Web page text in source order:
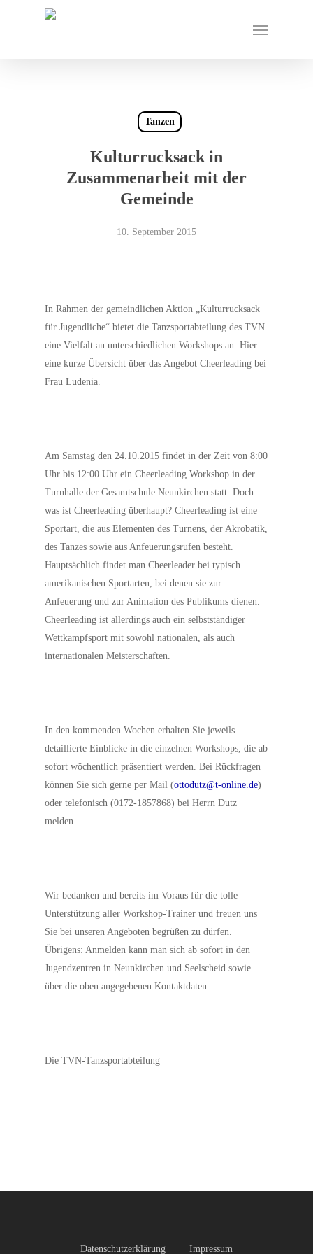
Menu
Tanzen
Kulturrucksack in
Zusammenarbeit mit der
Gemeinde
10. September 2015
In Rahmen der gemeindlichen Aktion „Kulturrucksack
für Jugendliche“ bietet die Tanzsportabteilung des TVN
eine Vielfalt an unterschiedlichen Workshops an. Hier
eine kurze Übersicht über das Angebot Cheerleading bei
Frau Ludenia.
Am Samstag den 24.10.2015 findet in der Zeit von 8:00
Uhr bis 12:00 Uhr ein Cheerleading Workshop in der
Turnhalle der Gesamtschule Neunkirchen statt. Doch
was ist Cheerleading überhaupt? Cheerleading ist eine
Sportart, die aus Elementen des Turnens, der Akrobatik,
des Tanzes sowie aus Anfeuerungsrufen besteht.
Hauptsächlich findet man Cheerleader bei typisch
amerikanischen Sportarten, bei denen sie zur
Anfeuerung und zur Animation des Publikums dienen.
Cheerleading ist allerdings auch ein selbstständiger
Wettkampfsport mit sowohl nationalen, als auch
internationalen Meisterschaften.
In den kommenden Wochen erhalten Sie jeweils
detaillierte Einblicke in die einzelnen Workshops, die ab
sofort wöchentlich präsentiert werden. Bei Rückfragen
können Sie sich gerne per Mail (ottodutz@t-online.de)
oder telefonisch (0172-1857868) bei Herrn Dutz
melden.
Wir bedanken und bereits im Voraus für die tolle
Unterstützung aller Workshop-Trainer und freuen uns
Sie bei unseren Angeboten begrüßen zu dürfen.
Übrigens: Anmelden kann man sich ab sofort in den
Jugendzentren in Neunkirchen und Seelscheid sowie
über die oben angegebenen Kontaktdaten.
Die TVN-Tanzsportabteilung
Datenschutzerklärung Impressum